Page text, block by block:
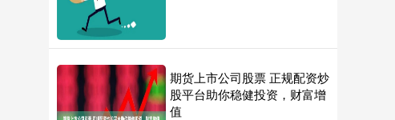
期货上市公司股票 正规配资炒
股平台助你稳健投资，财富增
值